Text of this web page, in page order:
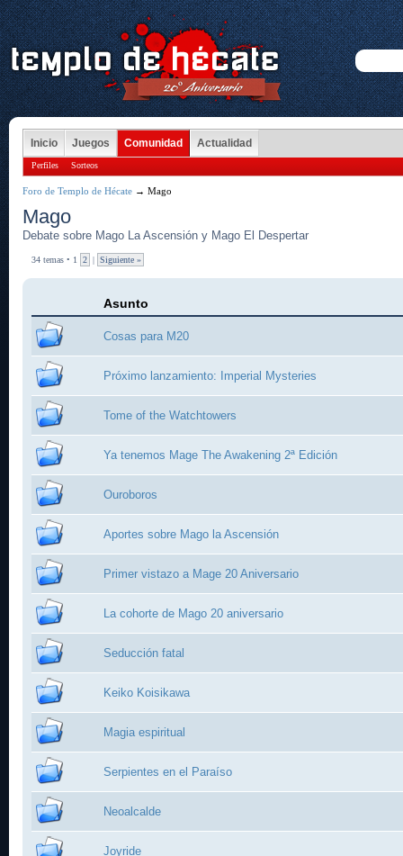
Inicio Juegos Comunidad Actualidad
Perfiles Sorteos
Foro de Templo de Hécate → Mago
Mago
Debate sobre Mago La Ascensión y Mago El Despertar
34 temas • 1 2 | Siguiente »
Asunto
Cosas para M20
Próximo lanzamiento: Imperial Mysteries
Tome of the Watchtowers
Ya tenemos Mage The Awakening 2ª Edición
Ouroboros
Aportes sobre Mago la Ascensión
Primer vistazo a Mage 20 Aniversario
La cohorte de Mago 20 aniversario
Seducción fatal
Keiko Koisikawa
Magia espiritual
Serpientes en el Paraíso
Neoalcalde
Joyride